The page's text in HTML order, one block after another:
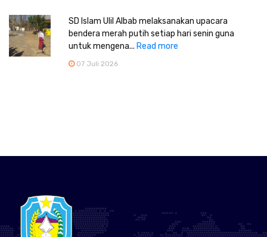
SD Islam Ulil Albab melaksanakan upacara
bendera merah putih setiap hari senin guna
untuk mengena... Read more
07 Juli 2026